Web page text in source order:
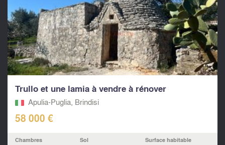
Trullo et une lamia à vendre à rénover
Apulia-Puglia, Brindisi
58 000 €
Chambres Sol Surface habitable